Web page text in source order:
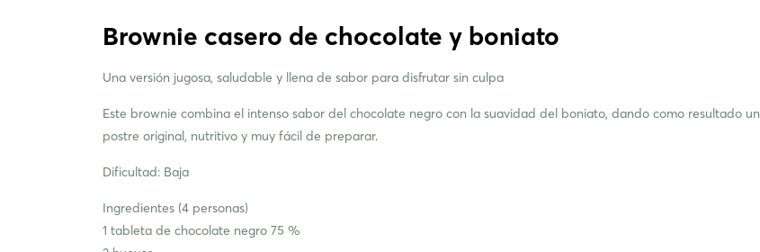
Brownie casero de chocolate y boniato
Una versión jugosa, saludable y llena de sabor para disfrutar sin culpa
Este brownie combina el intenso sabor del chocolate negro con la suavidad del boniato, dando como resultado un
postre original, nutritivo y muy fácil de preparar.
Dificultad: Baja
Ingredientes (4 personas)
1 tableta de chocolate negro 75 %